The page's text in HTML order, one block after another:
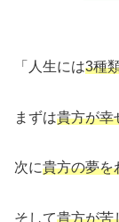
「人生には3種
まずは貴方が幸
次に貴方の夢を
そして貴方が苦